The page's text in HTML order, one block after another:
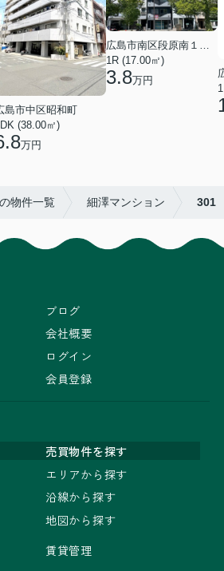
島市中区昭和町
(38.00㎡)
万円
1R (17.00㎡)
3.8万円
物件一覧 細澤マンション 301
ブログ
会社概要
ログイン
会員登録
売買物件を探す
エリアから探す
沿線から探す
地図から探す
賃貸管理